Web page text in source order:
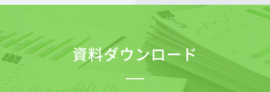
資料ダウンロード